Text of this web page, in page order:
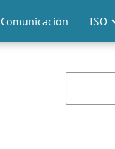
Comunicación ISO